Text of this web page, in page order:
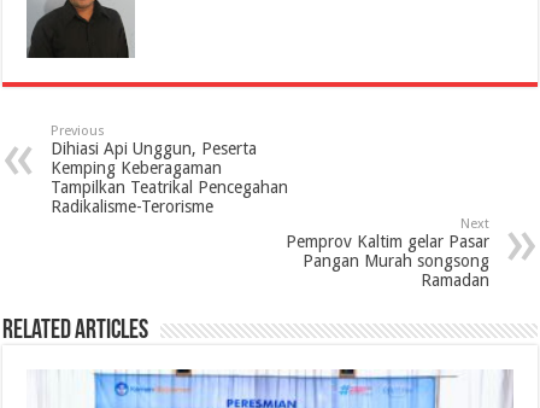
Previous
Dihiasi Api Unggun, Peserta
Kemping Keberagaman
Tampilkan Teatrikal Pencegahan
Radikalisme-Terorisme
Next
Pemprov Kaltim gelar Pasar
Pangan Murah songsong
Ramadan
Related Articles